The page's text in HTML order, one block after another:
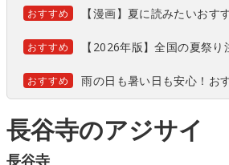
おすすめ 【漫画】夏に読みたいおす
おすすめ 【2026年版】全国の夏祭
おすすめ 雨の日も暑い日も安心！お
長谷寺のアジサイ
長谷寺